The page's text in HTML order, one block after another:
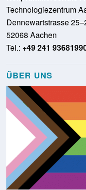
Technologiezentrum
Dennewartstrasse
52068 Aachen
Tel.: +49 241
ÜBER UNS
Team
Stellenangebote
Presse
Glossar
Kontakt